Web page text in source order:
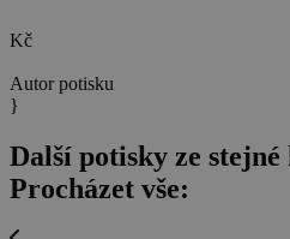
Kč
Autor potisku
}
Další potisky ze stejné
Procházet vše: